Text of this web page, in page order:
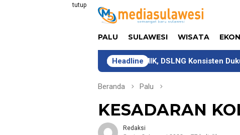
tutup
PALU SULAWESI WISATA
Headline
Bersama COMIK, DSLNG Konsisten Dukung Pengembangan
Beranda Palu
KESADARAN
Redaksi